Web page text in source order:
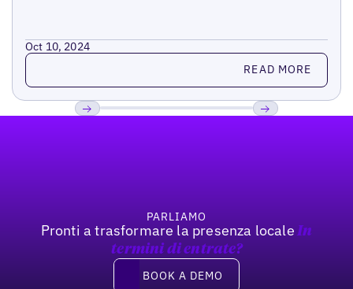
Oct 10, 2024
Read more READ MORE
PARLIAMO
Pronti a trasformare la presenza locale In
termini di entrate?
Book a demo
BOOK A DEMO